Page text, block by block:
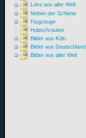
Loks aus aller Welt
Neben der Schiene
Flugzeuge
Hubschrauber
Bilder aus Köln
Bilder aus Deutschland
Bilder aus aller Welt